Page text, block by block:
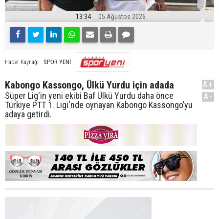
13:34 05 Ağustos 2026
Haber Kaynağı SPOR YENİ
Kabongo Kassongo, Ülkü Yurdu için adada
Süper Lig'in yeni ekibi Baf Ülkü Yurdu daha önce
Türkiye PTT 1. Ligi'nde oynayan Kabongo Kassongo’yu
adaya getirdi.
A+
A-